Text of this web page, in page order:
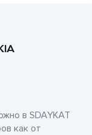
в SDAYKAT
как от